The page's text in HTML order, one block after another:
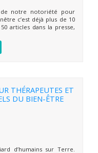
de notre notoriété pour
c’est déjà plus de 10
articles dans la presse,
THÉRAPEUTES ET
DU BIEN-ÊTRE
d’humains sur Terre.